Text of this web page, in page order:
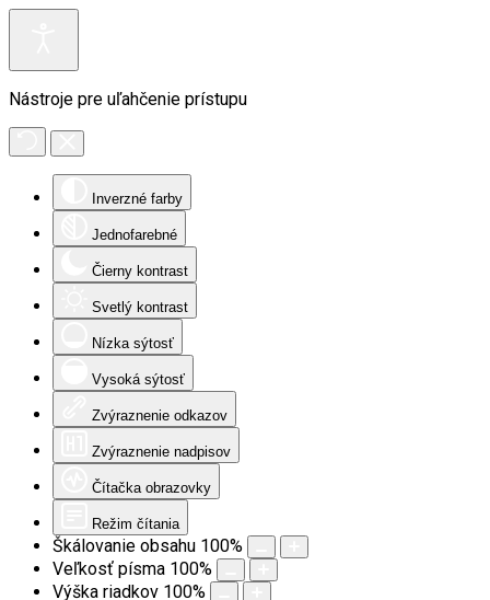
Nástroje pre uľahčenie prístupu
Inverzné farby
Jednofarebné
Čierny kontrast
Svetlý kontrast
Nízka sýtosť
Vysoká sýtosť
Zvýraznenie odkazov
Zvýraznenie nadpisov
Čítačka obrazovky
Režim čítania
Škálovanie obsahu 100%
Veľkosť písma 100%
Výška riadkov 100%